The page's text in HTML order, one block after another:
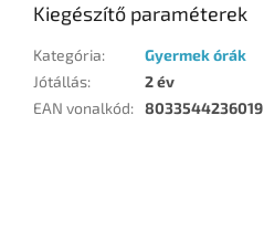
Kiegészítő paraméterek
Kategória:
Gyermek órák
Jótállás:
2 év
EAN vonalkód: 8033544236019